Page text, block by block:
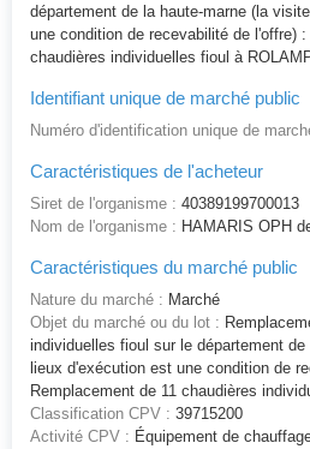
département de la haute-marne (la
une condition de recevabilité de l'offre)
chaudières individuelles fioul à
Identifiant unique de marché public
Numéro d'identification unique de
Caractéristiques de l'acheteur
Siret de l'organisme : 40389199700013
Nom de l'organisme : HAMARIS OPH
Caractéristiques du marché public
Nature du marché : Marché
Objet du marché ou du lot :
individuelles fioul sur le département
lieux d'exécution est une condition de
Remplacement de 11 chaudières
Classification CPV : 39715200
Activité CPV : Équipement de